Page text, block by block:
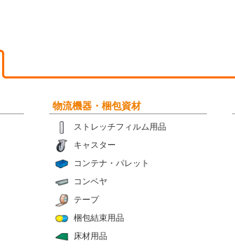
物流機器・梱包資材
ストレッチフィルム用品
キャスター
コンテナ・パレット
コンベヤ
テープ
梱包結束用品
床材用品